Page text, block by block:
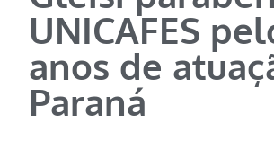
UNICAFES
anos de
Paraná